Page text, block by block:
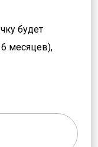
будет
месяцев),